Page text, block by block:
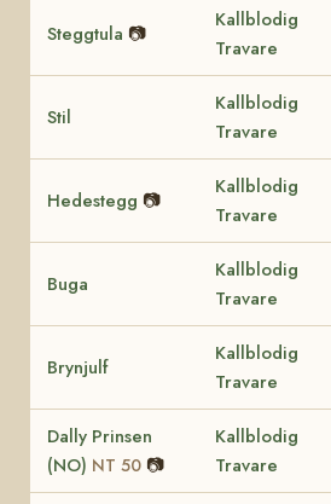
Steggtula 📷
Kallblodig
Travare
Stil
Kallblodig
Travare
Hedestegg 📷
Kallblodig
Travare
Buga
Kallblodig
Travare
Brynjulf
Kallblodig
Travare
Dally Prinsen
(NO) NT 50 📷
Kallblodig
Travare